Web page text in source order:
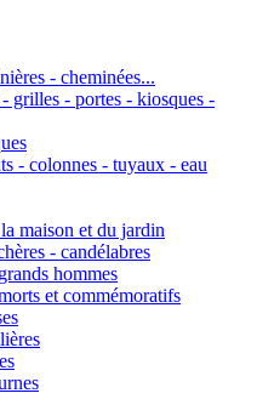
- cheminées...
grilles - portes - kiosques -
- colonnes - tuyaux - eau
maison et du jardin
- candélabres
hommes
et commémoratifs